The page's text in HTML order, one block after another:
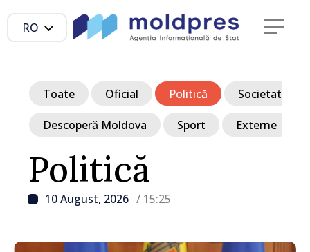
RO
Politică
10 August, 2026 / 15:25
Toate Oficial Politică Societate
Descoperă Moldova Sport Externe